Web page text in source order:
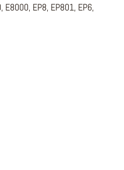
E8000, EP8, EP801, EP6,